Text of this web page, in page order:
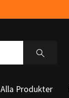
Alla Produkter